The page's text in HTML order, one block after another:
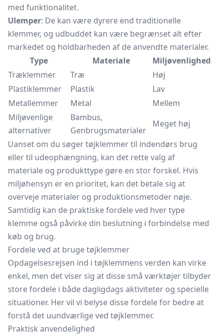
med funktionalitet.
Ulemper: De kan være dyrere end traditionelle
klemmer, og udbuddet kan være begrænset alt efter
markedet og holdbarheden af de anvendte materialer.
Type
Materiale
Miljøvenlighed
Træklemmer
Træ
Høj
Plastiklemmer
Plastik
Lav
Metallemmer
Metal
Mellem
Miljøvenlige
alternativer
Bambus,
Genbrugsmaterialer
Meget høj
Uanset om du søger tøjklemmer til indendørs brug
eller til udeophængning, kan det rette valg af
materiale og produkttype gøre en stor forskel. Hvis
miljøhensyn er en prioritet, kan det betale sig at
overveje materialer og produktionsmetoder nøje.
Samtidig kan de praktiske fordele ved hver type
klemme også påvirke din beslutning i forbindelse med
køb og brug.
Fordele ved at bruge tøjklemmer
Opdagelsesrejsen ind i tøjklemmens verden kan virke
enkel, men det viser sig at disse små værktøjer tilbyder
store fordele i både dagligdags aktiviteter og specielle
situationer. Her vil vi belyse disse fordele for bedre at
forstå det uundværlige ved tøjklemmer.
Praktisk anvendelighed